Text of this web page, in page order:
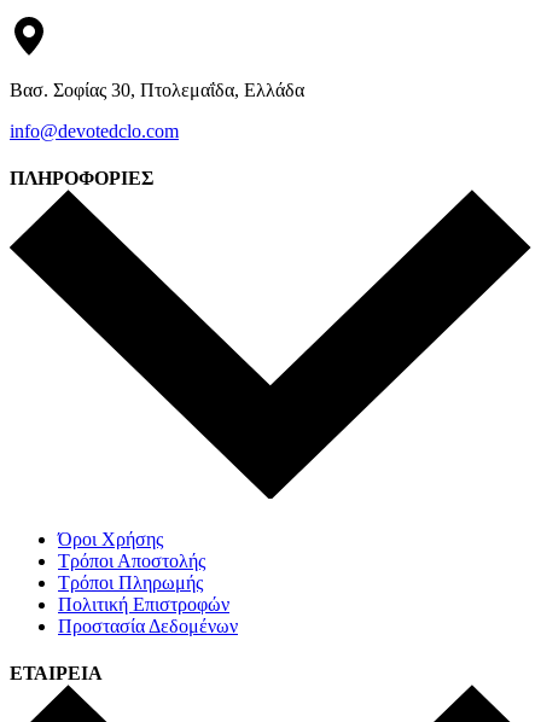
Βασ. Σοφίας 30, Πτολεμαΐδα, Ελλάδα
info@devotedclo.com
ΠΛΗΡΟΦΟΡΙΕΣ
Όροι Χρήσης
Τρόποι Αποστολής
Τρόποι Πληρωμής
Πολιτική Επιστροφών
Προστασία Δεδομένων
ΕΤΑΙΡΕΙΑ